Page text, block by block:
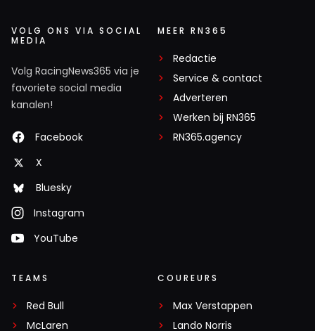
VOLG ONS VIA SOCIAL
MEDIA
Volg RacingNews365 via je
favoriete social media
kanalen!
Facebook
X
Bluesky
Instagram
YouTube
MEER RN365
Redactie
Service & contact
Adverteren
Werken bij RN365
RN365.agency
TEAMS
Red Bull
McLaren
COUREURS
Max Verstappen
Lando Norris